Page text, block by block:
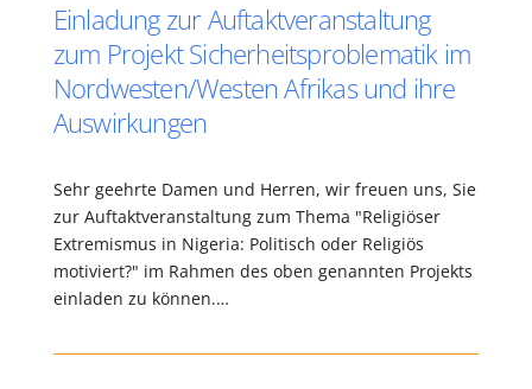
Einladung zur Auftaktveranstaltung
zum Projekt Sicherheitsproblematik im
Nordwesten/Westen Afrikas und ihre
Auswirkungen
Sehr geehrte Damen und Herren, wir freuen uns, Sie
zur Auftaktveranstaltung zum Thema "Religiöser
Extremismus in Nigeria: Politisch oder Religiös
motiviert?" im Rahmen des oben genannten Projekts
einladen zu können.…